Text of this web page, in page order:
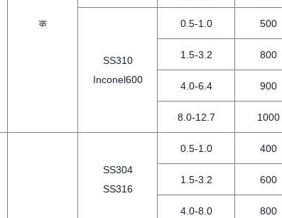
क
SS310
Inconel600
0.5-1.0 500
1.5-3.2 800
4.0-6.4 900
8.0-12.7 1000
SS304
SS316
0.5-1.0 400
1.5-3.2 600
4.0-8.0 800